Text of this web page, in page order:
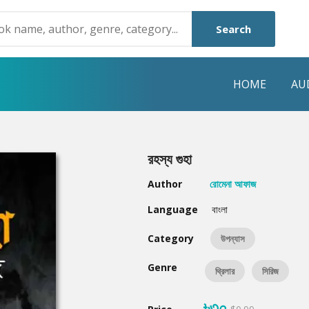
Search
HOME
Humayun Ahmed
Mouri Morium
Hot & New
রহস্য গুহা
Author
রোমেনা আফাজ
Language
বাংলা
Category উপন্যাস
Genre থ্রিলার সিরিজ